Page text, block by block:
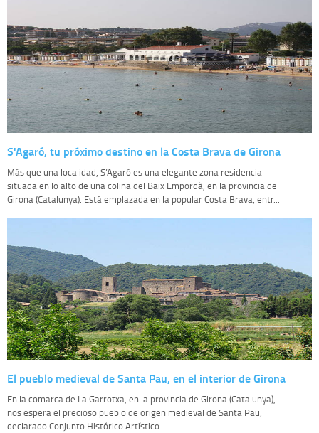
S'Agaró, tu próximo destino en la Costa Brava de Girona
Más que una localidad, S’Agaró es una elegante zona residencial
situada en lo alto de una colina del Baix Empordà, en la provincia de
Girona (Catalunya). Está emplazada en la popular Costa Brava, entr...
El pueblo medieval de Santa Pau, en el interior de Girona
En la comarca de La Garrotxa, en la provincia de Girona (Catalunya),
nos espera el precioso pueblo de origen medieval de Santa Pau,
declarado Conjunto Histórico Artístico...